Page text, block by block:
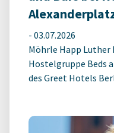
- 03.07.2026
Möhrle Happ
Hostelgruppe Beds
des Greet Hotels